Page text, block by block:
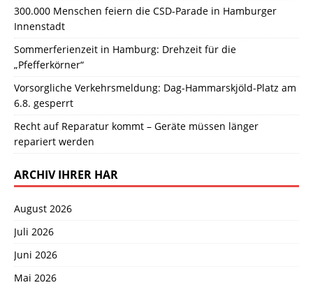
300.000 Menschen feiern die CSD-Parade in Hamburger
Innenstadt
Sommerferienzeit in Hamburg: Drehzeit für die
„Pfefferkörner“
Vorsorgliche Verkehrsmeldung: Dag-Hammarskjöld-Platz am
6.8. gesperrt
Recht auf Reparatur kommt – Geräte müssen länger
repariert werden
ARCHIV IHRER HAR
August 2026
Juli 2026
Juni 2026
Mai 2026